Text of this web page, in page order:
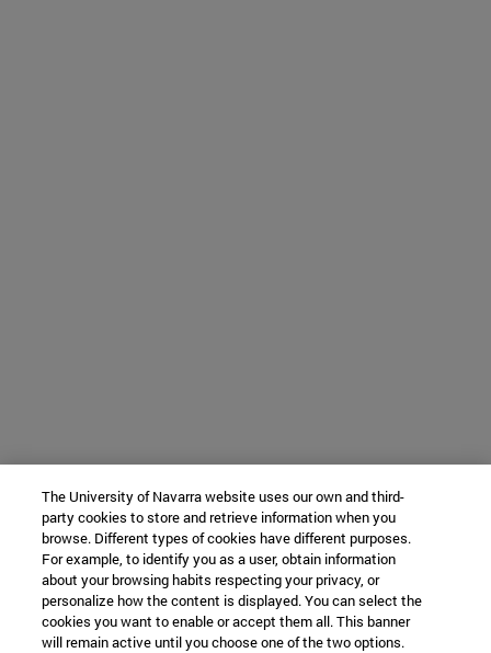
The University of Navarra website uses our own and third-
party cookies to store and retrieve information when you
browse. Different types of cookies have different purposes.
For example, to identify you as a user, obtain information
about your browsing habits respecting your privacy, or
personalize how the content is displayed. You can select the
cookies you want to enable or accept them all. This banner
will remain active until you choose one of the two options.